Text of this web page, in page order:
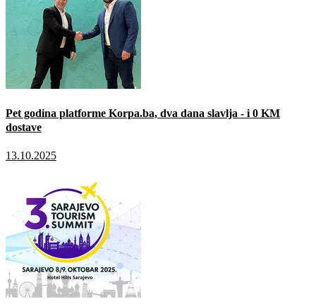
Pet godina platforme Korpa.ba, dva dana slavlja - i 0 KM
dostave
13.10.2025